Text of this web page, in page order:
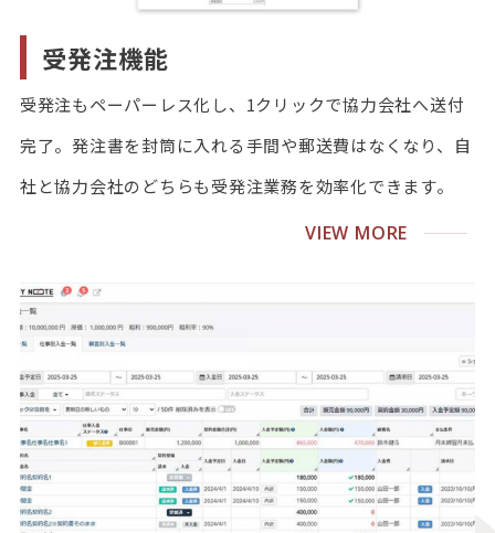
受発注機能
受発注もペーパーレス化し、1クリックで協力会社へ送付
完了。発注書を封筒に入れる手間や郵送費はなくなり、自
社と協力会社のどちらも受発注業務を効率化できます。
VIEW MORE